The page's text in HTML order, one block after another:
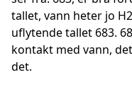
tallet, vann heter jo
uflytende tallet 683.
kontakt med vann,
det.